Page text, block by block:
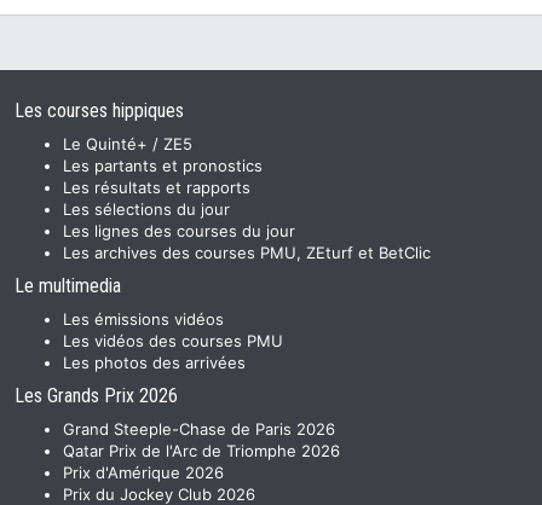
Les courses hippiques
Le Quinté+ / ZE5
Les partants et pronostics
Les résultats et rapports
Les sélections du jour
Les lignes des courses du jour
Les archives des courses PMU, ZEturf et BetClic
Le multimedia
Les émissions vidéos
Les vidéos des courses PMU
Les photos des arrivées
Les Grands Prix 2026
Grand Steeple-Chase de Paris 2026
Qatar Prix de l'Arc de Triomphe 2026
Prix d'Amérique 2026
Prix du Jockey Club 2026